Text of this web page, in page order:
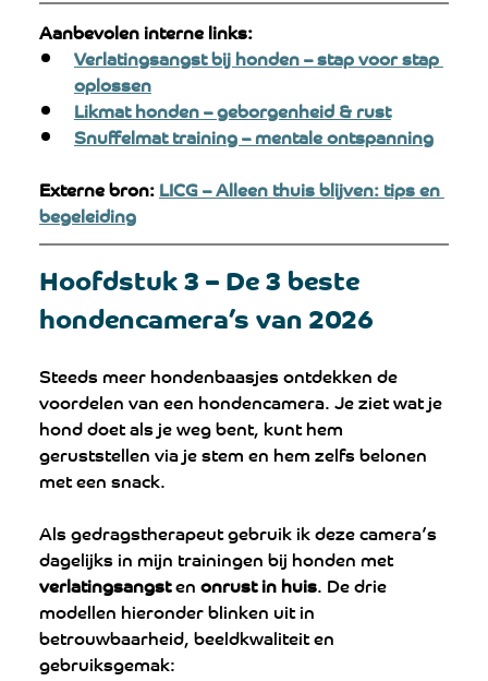
Aanbevolen interne links:
Verlatingsangst bij honden – stap voor stap
oplossen
Likmat honden – geborgenheid & rust
Snuffelmat training – mentale ontspanning
Externe bron:LICG – Alleen thuis blijven: tips en
begeleiding
Hoofdstuk 3 – De 3 beste
hondencamera’s van 2026
Steeds meer hondenbaasjes ontdekken de
voordelen van een hondencamera. Je ziet wat je
hond doet als je weg bent, kunt hem
geruststellen via je stem en hem zelfs belonen
met een snack.
Als gedragstherapeut gebruik ik deze camera’s
dagelijks in mijn trainingen bij honden met
verlatingsangst en onrust in huis. De drie
modellen hieronder blinken uit in
betrouwbaarheid, beeldkwaliteit en
gebruiksgemak: